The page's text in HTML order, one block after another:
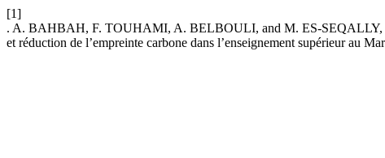
[1]
. A. BAHBAH, F. TOUHAMI, A. BELBOULI, and M. ES-SEQALLY,
et réduction de l’empreinte carbone dans l’enseignement supérieur au